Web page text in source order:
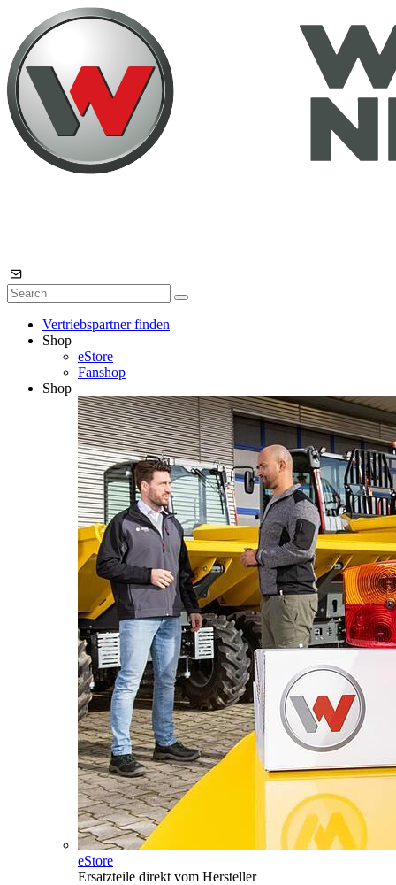
Vertriebspartner finden
Shop
eStore
Fanshop
Shop
eStore
Ersatzteile direkt vom Hersteller